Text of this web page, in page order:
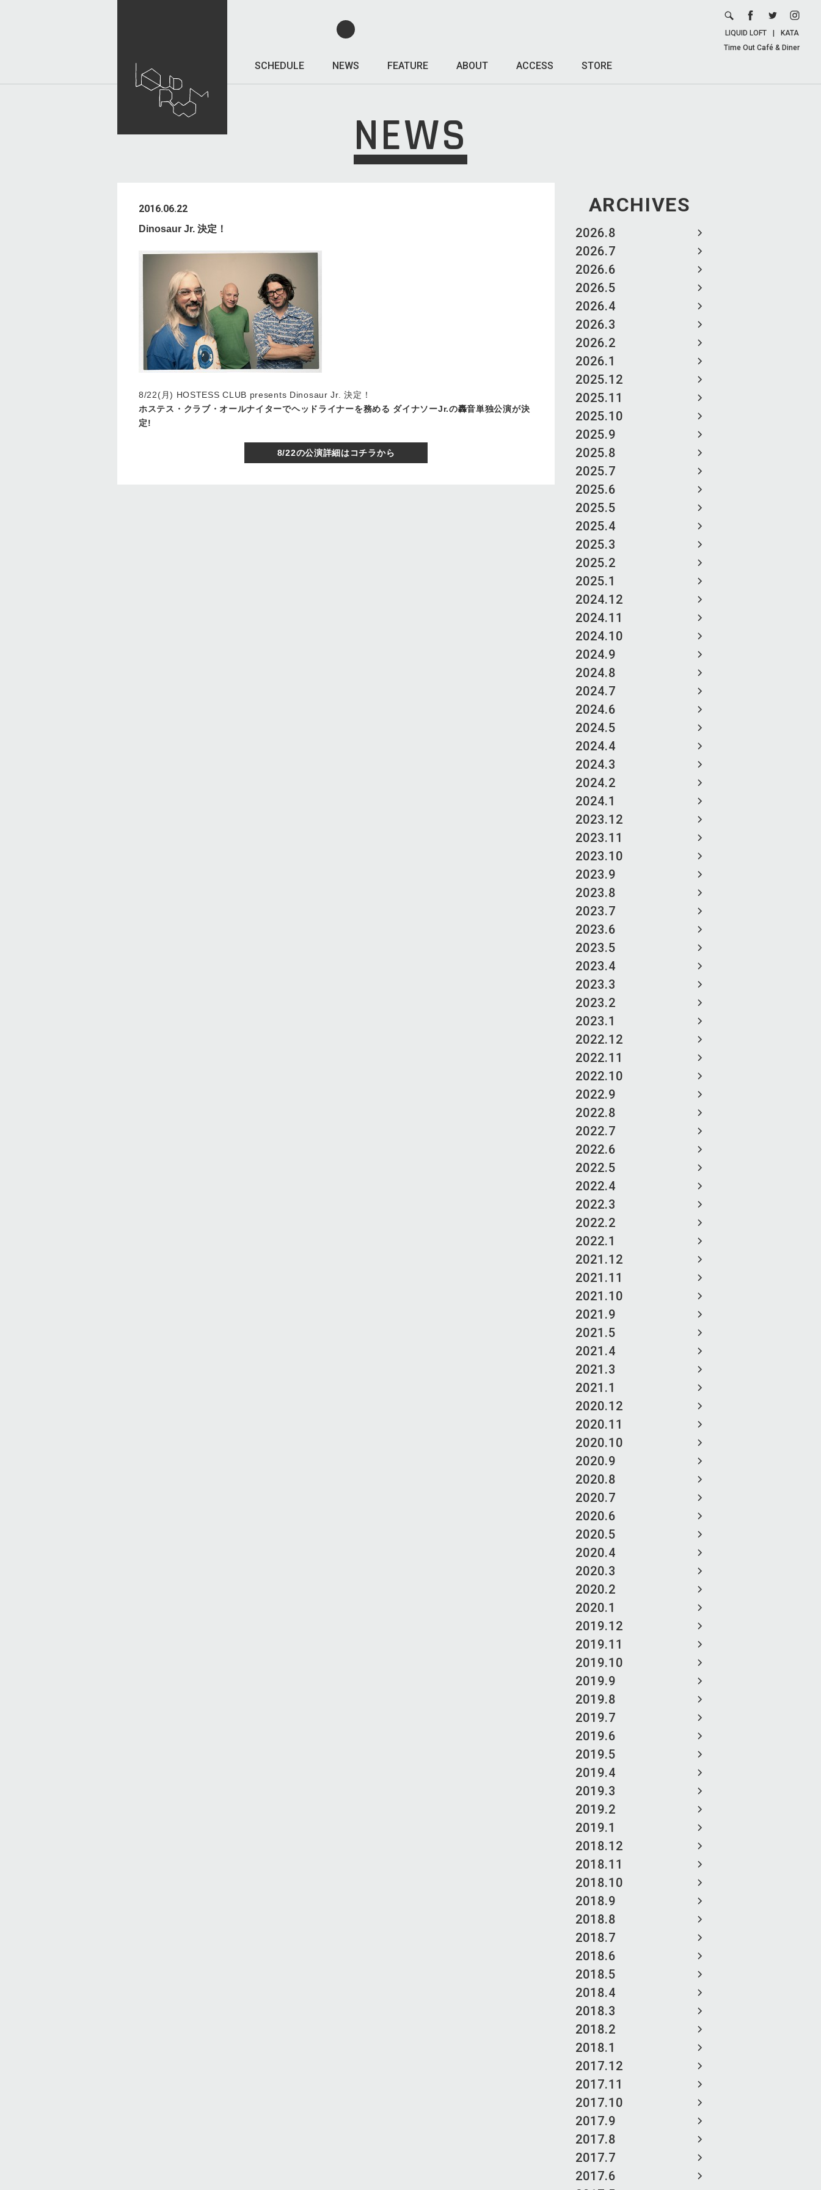
SCHEDULE NEWS FEATURE ABOUT ACCESS STORE
LIQUID LOFT
KATA
Time Out Café & Diner
NEWS
ARCHIVES
2026.8
2026.7
2026.6
2026.5
2026.4
2026.3
2026.2
2026.1
2025.12
2025.11
2025.10
2025.9
2025.8
2025.7
2025.6
2025.5
2025.4
2025.3
2025.2
2025.1
2024.12
2024.11
2024.10
2024.9
2024.8
2024.7
2024.6
2024.5
2024.4
2024.3
2024.2
2024.1
2023.12
2023.11
2023.10
2023.9
2023.8
2023.7
2023.6
2023.5
2023.4
2023.3
2023.2
2023.1
2022.12
2022.11
2022.10
2022.9
2022.8
2022.7
2022.6
2022.5
2022.4
2022.3
2022.2
2022.1
2021.12
2021.11
2021.10
2021.9
2021.5
2021.4
2021.3
2021.1
2020.12
2020.11
2020.10
2020.9
2020.8
2020.7
2020.6
2020.5
2020.4
2020.3
2020.2
2020.1
2019.12
2019.11
2019.10
2019.9
2019.8
2019.7
2019.6
2019.5
2019.4
2019.3
2019.2
2019.1
2018.12
2018.11
2018.10
2018.9
2018.8
2018.7
2018.6
2018.5
2018.4
2018.3
2018.2
2018.1
2017.12
2017.11
2017.10
2017.9
2017.8
2017.7
2017.6
2016.06.22
Dinosaur Jr. 決定！
8/22(月) HOSTESS CLUB presents Dinosaur Jr. 決定！
ホステス・クラブ・オールナイターでヘッドライナーを務める ダイナソーJr.の轟音単独公演が決
定!
8/22の公演詳細はコチラから